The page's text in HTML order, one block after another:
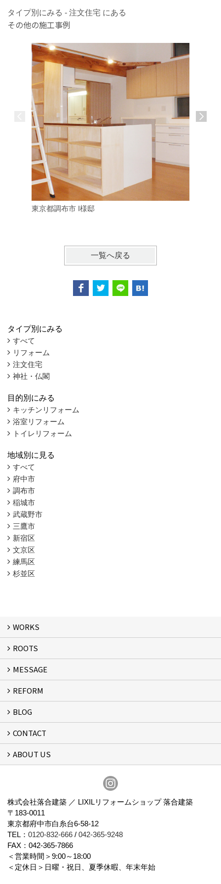
タイプ別にみる - 注文住宅 にある
その他の施工事例
東京都調布市 I様邸
一覧へ戻る
タイプ別にみる
すべて
リフォーム
注文住宅
神社・仏閣
目的別にみる
キッチンリフォーム
浴室リフォーム
トイレリフォーム
地域別に見る
すべて
府中市
調布市
稲城市
武蔵野市
三鷹市
新宿区
文京区
練馬区
杉並区
WORKS
WORKS
ROOTS
ROOTS
MESSAGE
MESSAGE
FLOW
REFORM
リフォーム
BLOG
スタッフブログ
CONTACT
フォームで問い合わせる
ABOUT US
株式会社落合建築 ／ LIXILリフォームショップ 落合建築
〒183-0011
東京都府中市白糸台6-58-12
TEL： 0120-832-666 / 042-365-9248
FAX：042-365-7866
＜営業時間＞9:00～18:00
＜定休日＞日曜・祝日、夏季休暇、年末年始